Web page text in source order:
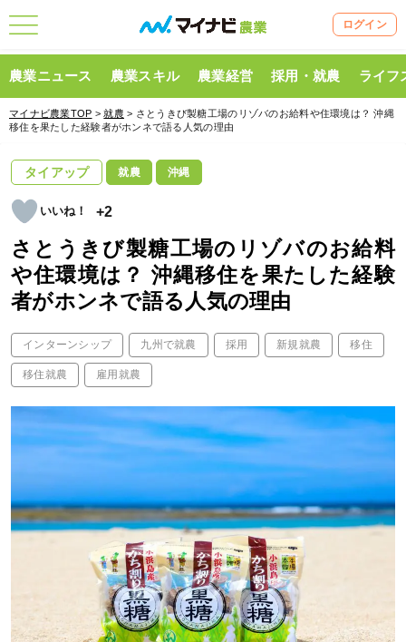
ログイン
農業ニュース 農業スキル 農業経営 採用・就農 ライフ
マイナビ農業TOP >就農 > さとうきび製糖工場のリゾバのお給料や住環境は？ 沖縄
移住を果たした経験者がホンネで語る人気の理由
タイアップ 就農 沖縄
+2
さとうきび製糖工場のリゾバのお給料
や住環境は？ 沖縄移住を果たした経験
者がホンネで語る人気の理由
インターンシップ 九州で就農 採用 新規就農 移住
移住就農 雇用就農